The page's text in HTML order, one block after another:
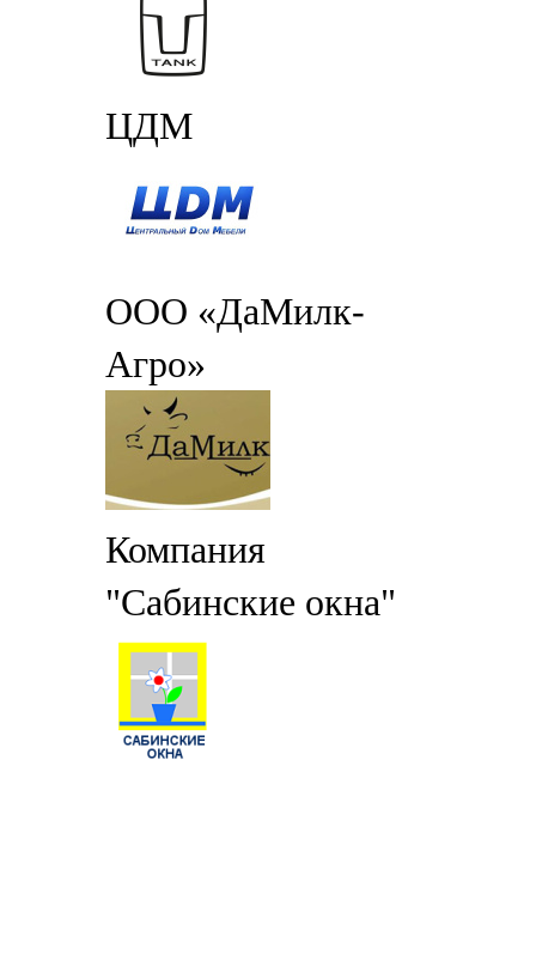
ЦДМ
ООО «ДаМилк-
Агро»
Компания
"Сабинские окна"